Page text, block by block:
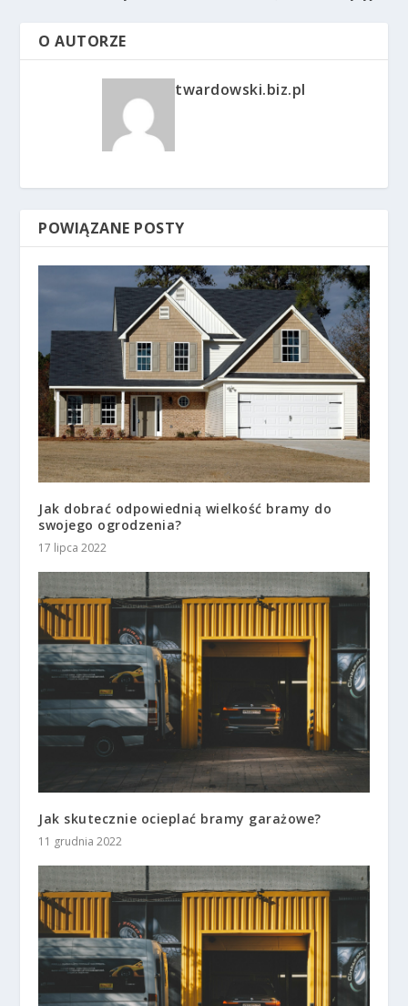
O AUTORZE
twardowski.biz.pl
POWIĄZANE POSTY
Jak dobrać odpowiednią wielkość bramy do
swojego ogrodzenia?
17 lipca 2022
Jak skutecznie ocieplać bramy garażowe?
11 grudnia 2022